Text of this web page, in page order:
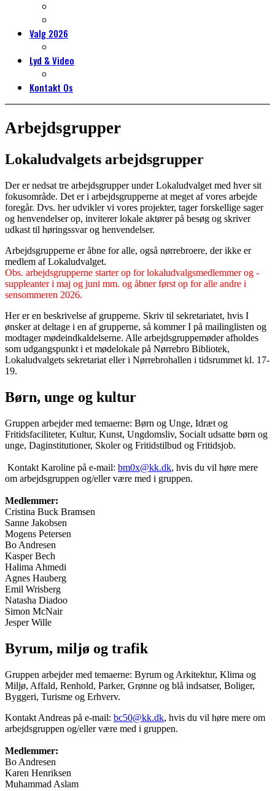
Valg 2026
Lyd & Video
Kontakt Os
Arbejdsgrupper
Lokaludvalgets arbejdsgrupper
Der er nedsat tre arbejdsgrupper under Lokaludvalget med hver sit
fokusområde. Det er i arbejdsgrupperne at meget af vores arbejde
foregår. Dvs. her udvikler vi vores projekter, tager forskellige sager
og henvendelser op, inviterer lokale aktører på besøg og skriver
udkast til høringssvar og henvendelser.
Arbejdsgrupperne er åbne for alle, også nørrebroere, der ikke er
medlem af Lokaludvalget.
Obs. arbejdsgrupperne starter op for lokaludvalgsmedlemmer og -
suppleanter i maj og juni mm. og åbner først op for alle andre i
sensommeren 2026.
Her er en beskrivelse af grupperne. Skriv til sekretariatet, hvis I
ønsker at deltage i en af grupperne, så kommer I på mailinglisten og
modtager mødeindkaldelserne. Alle arbejdsgruppemøder afholdes
som udgangspunkt i et mødelokale på Nørrebro Bibliotek,
Lokaludvalgets sekretariat eller i Nørrebrohallen i tidsrummet kl. 17-
19.
Børn, unge og kultur
Gruppen arbejder med temaerne: Børn og Unge, Idræt og
Fritidsfaciliteter, Kultur, Kunst, Ungdomsliv, Socialt udsatte børn og
unge, Daginstitutioner, Skoler og Fritidstilbud og Fritidsjob.
Kontakt Karoline på e-mail: bm0x@kk.dk, hvis du vil høre mere
om arbejdsgruppen og/eller være med i gruppen.
Medlemmer:
Cristina Buck Bramsen
Sanne Jakobsen
Mogens Petersen
Bo Andresen
Kasper Bech
Halima Ahmedi
Agnes Hauberg
Emil Wrisberg
Natasha Diadoo
Simon McNair
Jesper Wille
Byrum, miljø og trafik
Gruppen arbejder med temaerne: Byrum og Arkitektur, Klima og
Miljø, Affald, Renhold, Parker, Grønne og blå indsatser, Boliger,
Byggeri, Turisme og Erhverv.
Kontakt Andreas på e-mail: bc50@kk.dk, hvis du vil høre mere om
arbejdsgruppen og/eller være med i gruppen.
Medlemmer:
Bo Andresen
Karen Henriksen
Muhammad Aslam